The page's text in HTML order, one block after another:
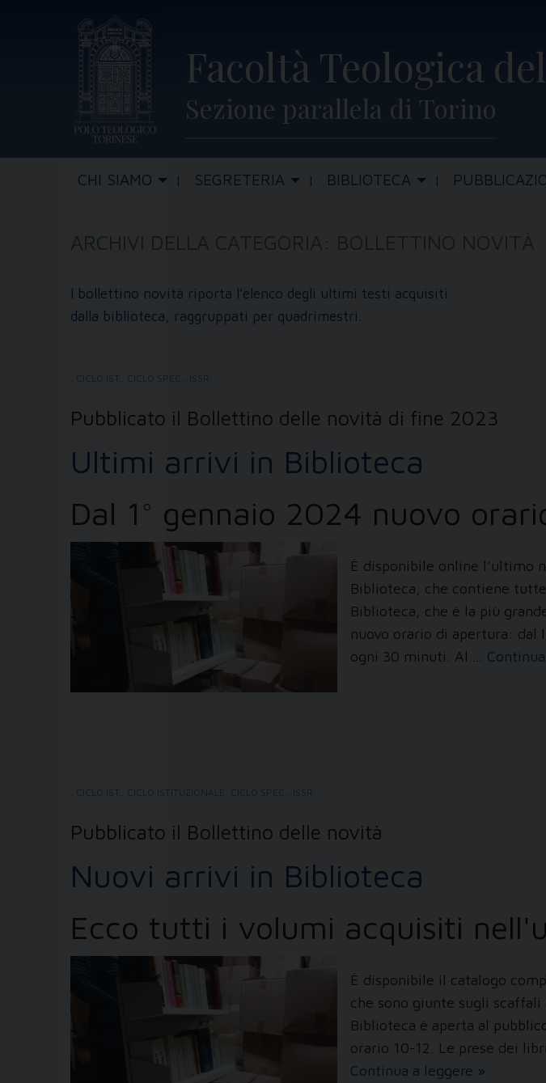
Facoltà Teologica
Sezione parallela di Torino
CHI SIAMO SEGRETERIA BIBLIOTECA
l bollettino novità riporta l’elenco degli ultimi testi acquisiti
dalla biblioteca, raggruppati per quadrimestri.
CICLO IST. ISSR
Pubblicato il Bollettino delle novità di fine 2023
Ultimi arrivi in Biblioteca
Dal 1° gennaio 2024 nuovo
È disponibile online l’ultimo
Biblioteca, che contiene
Biblioteca, che è la più
nuovo orario di apertura:
ogni 30 minuti. Al …
CICLO IST. CICLO ISTITUZIONALE ISSR
Pubblicato il Bollettino delle novità
Nuovi arrivi in Biblioteca
Ecco tutti i volumi acquisiti
È disponibile il catalogo
che sono giunte sugli
Biblioteca è aperta al
orario 10-12. Le prese dei
Continua a leggere Nuovi
»